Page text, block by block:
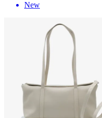
New